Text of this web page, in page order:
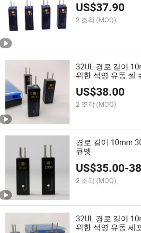
US$37.90
2 조각 (MOQ)
32UL 경로 길이
위한 석영 유동 셀
US$38.00
2 조각 (MOQ)
경로 길이 10mm
큐벳
US$35.00-
2 조각 (MOQ)
32UL 경로 길이
위한 석영 유동 세